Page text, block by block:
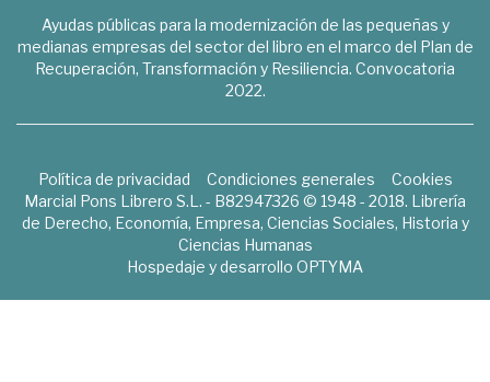
Ayudas públicas para la modernización de las pequeñas y
medianas empresas del sector del libro en el marco del Plan de
Recuperación, Transformación y Resiliencia. Convocatoria
2022.
Política de privacidad Condiciones generales
Cookies
Marcial Pons Librero S.L. - B82947326 © 1948 - 2018. Librería
de Derecho, Economía, Empresa, Ciencias Sociales, Historia y
Ciencias Humanas
Hospedaje y desarrollo OPTYMA